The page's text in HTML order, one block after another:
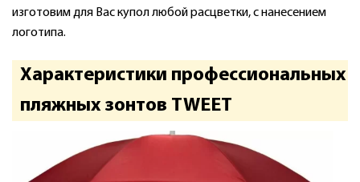
изготовим для Вас купол любой расцветки, с нанесением
логотипа.
Характеристики профессиональных
пляжных зонтов TWEET